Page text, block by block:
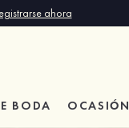
ahora
BODA OCASIÓN